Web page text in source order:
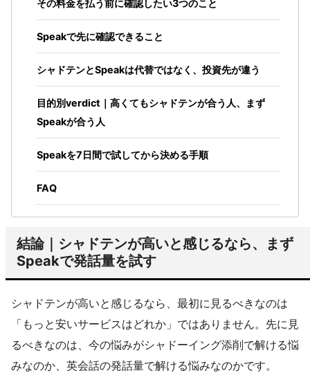
その料金を払う前に確認したい3つのこと
Speakで先に確認できること
シャドテンとSpeakは代替ではなく、投資先が違う
目的別verdict｜高くてもシャドテンが合う人、まず
Speakが合う人
Speakを7日間で試してから決める手順
FAQ
結論｜シャドテンが高いと感じるなら、まず
Speakで発話量を試す
シャドテンが高いと感じるなら、最初に見るべきなのは
「もっと安いサービスはどれか」ではありません。先に見
るべきなのは、今の悩みがシャドーイング添削で解ける悩
みなのか、英会話の発話量で解ける悩みなのかです。